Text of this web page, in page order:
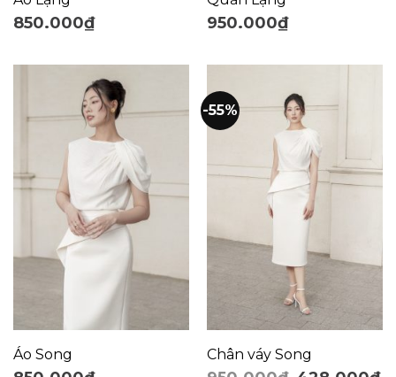
850.000₫ 950.000₫
Áo Song
-55%
Chân váy Song